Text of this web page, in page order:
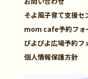
そよ風子育て支援セ
mom cafe予約フォ
ぴよぴよ広場予約フ
個人情報保護方針